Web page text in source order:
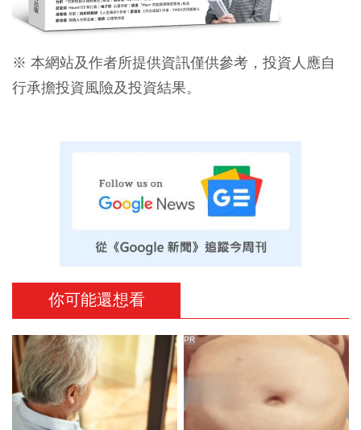
※ 本網站及作者所提供資訊僅供參考，投資人應自
行承擔投資風險及投資結果。
你可能還想看
PR